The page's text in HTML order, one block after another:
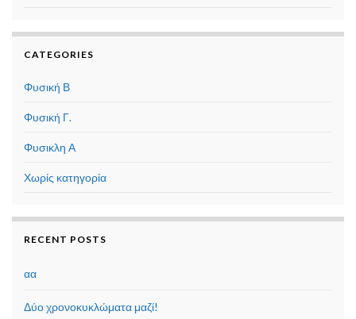
CATEGORIES
Φυσική Β
Φυσική Γ.
Φυσικλη Α
Χωρίς κατηγορία
RECENT POSTS
αα
Δύο χρονοκυκλώματα μαζί!